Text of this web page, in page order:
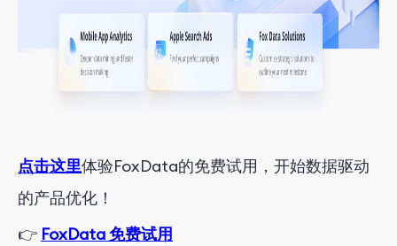
点击这里体验FoxData的免费试用，开始数据驱动
的产品优化！
👉 FoxData 免费试用